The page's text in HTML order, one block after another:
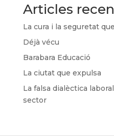
Articles
La cura i la seguretat
Déjà vécu
Barabara Educació
La ciutat que expulsa
La falsa dialèctica
sector